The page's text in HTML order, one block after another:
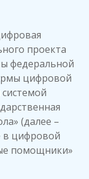
проекта
федеральной
цифровой
(далее –
цифровой
помощники»